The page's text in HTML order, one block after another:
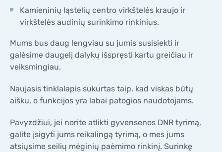
Kamieninių ląstelių centro virkštelės kraujo ir
virkštelės audinių surinkimo rinkinius.
Mums bus daug lengviau su jumis susisiekti ir
galėsime daugelį dalykų išspręsti kartu greičiau ir
veiksmingiau.
Naujasis tinklalapis sukurtas taip, kad viskas būtų
aišku, o funkcijos yra labai patogios naudotojams.
Pavyzdžiui, jei norite atlikti gyvensenos DNR tyrimą,
galite įsigyti jums reikalingą tyrimą, o mes jums
atsiųsime seilių mėginių paėmimo rinkinį. Surinkę